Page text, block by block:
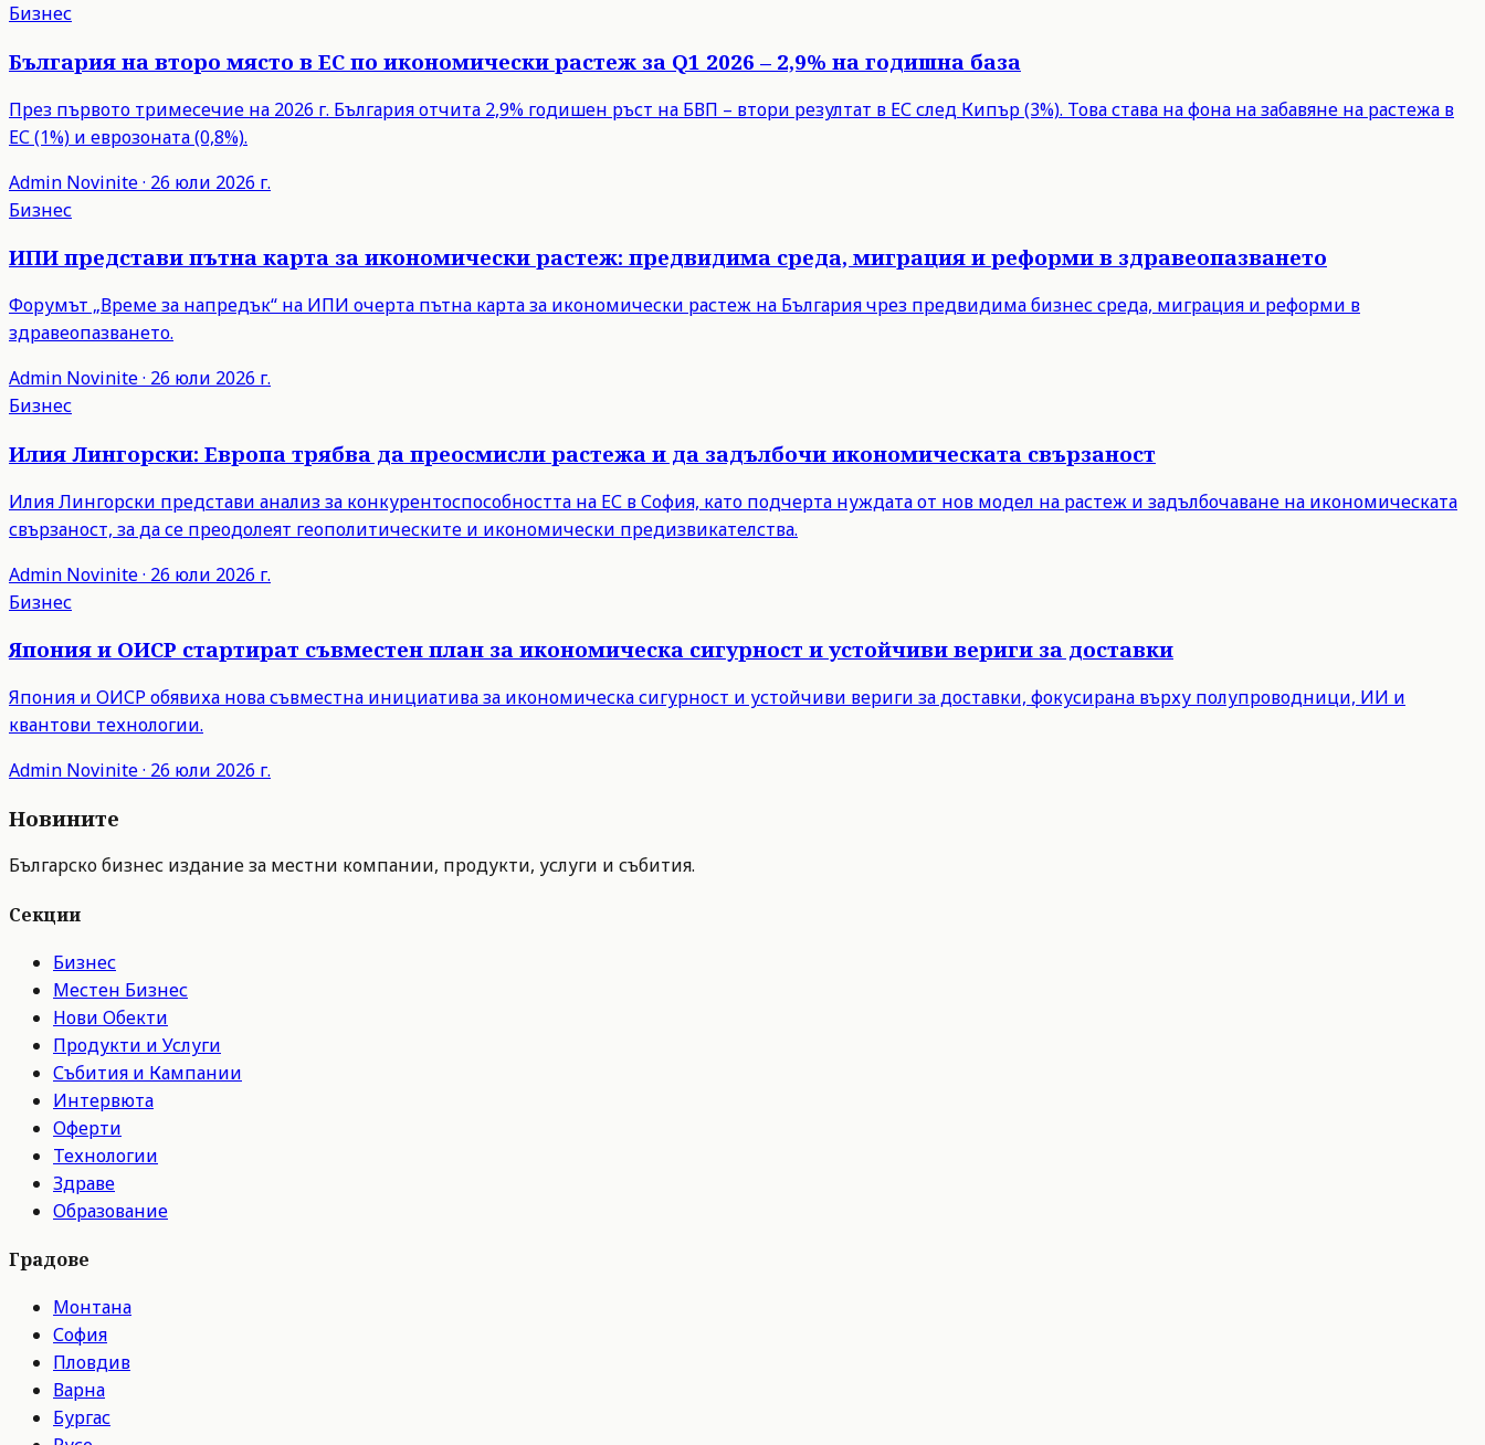
Бизнес
България на второ място в ЕС по икономически растеж за Q1 2026 – 2,9% на годишна база
През първото тримесечие на 2026 г. България отчита 2,9% годишен ръст на БВП – втори резултат в ЕС след Кипър (3%). Това става на фона на забавяне на растежа в
ЕС (1%) и еврозоната (0,8%).
Admin Novinite· 26 юли 2026 г.
Бизнес
ИПИ представи пътна карта за икономически растеж: предвидима среда, миграция и реформи в здравеопазването
Форумът „Време за напредък“ на ИПИ очерта пътна карта за икономически растеж на България чрез предвидима бизнес среда, миграция и реформи в
здравеопазването.
Admin Novinite· 26 юли 2026 г.
Бизнес
Илия Лингорски: Европа трябва да преосмисли растежа и да задълбочи икономическата свързаност
Илия Лингорски представи анализ за конкурентоспособността на ЕС в София, като подчерта нуждата от нов модел на растеж и задълбочаване на икономическата
свързаност, за да се преодолеят геополитическите и икономически предизвикателства.
Admin Novinite· 26 юли 2026 г.
Бизнес
Япония и ОИСР стартират съвместен план за икономическа сигурност и устойчиви вериги за доставки
Япония и ОИСР обявиха нова съвместна инициатива за икономическа сигурност и устойчиви вериги за доставки, фокусирана върху полупроводници, ИИ и
квантови технологии.
Admin Novinite· 26 юли 2026 г.
Новините
Българско бизнес издание за местни компании, продукти, услуги и събития.
Секции
Бизнес
Местен Бизнес
Нови Обекти
Продукти и Услуги
Събития и Кампании
Интервюта
Оферти
Технологии
Здраве
Образование
Градове
Монтана
София
Пловдив
Варна
Бургас